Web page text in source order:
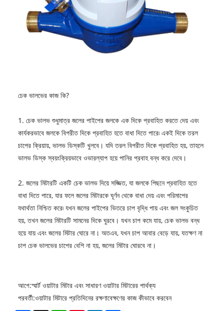
চেক ভালভের কাজ কি?
1. চেক ভালভ শুধুমাত্র জলের পাইপের জলকে এক দিকে প্রবাহিত করতে দেয় এবং
কার্যকরভাবে জলকে বিপরীত দিকে প্রবাহিত হতে বাধা দিতে পারে৷ একই দিকে তরল
চাপের ক্রিয়ায়, ভালভ ডিস্কটি খুলবে। যদি তরল বিপরীত দিকে প্রবাহিত হয়, তাহলে
ভালভ ডিস্ক স্বয়ংক্রিয়ভাবে ওভারল্যাপ হয়ে পানির প্রবাহ বন্ধ করে দেবে।
2. জলের মিটারটি একটি চেক ভালভ দিয়ে সজ্জিত, যা জলকে পিছনে প্রবাহিত হতে
বাধা দিতে পারে, যার ফলে জলের মিটারকে ঘূর্ণন থেকে বাধা দেয় এবং পরিমাপের
যথার্থতা নিশ্চিত করে৷ যখন জলের পাইপের ভিতরে চাপ বৃদ্ধি পায় এবং জল সংকুচিত
হয়, তখন জলের মিটারটি সামনের দিকে ঘুরবে। যখন চাপ কমে যায়, চেক ভালভ বন্ধ
হয়ে যায় এবং জলের মিটার ঘোরে না। অতএব, যখন চাপ আবার বেড়ে যায়, যতক্ষণ না
চাপ চেক ভালভের চাপের বেশি না হয়, জলের মিটার ঘোরবে না।
আগে:স্মার্ট ওয়াটার মিটার এবং সাধারণ ওয়াটার মিটারের পার্থক্য
পরবর্তী:ওয়াটার মিটারে প্রতিদিনের রক্ষণাবেক্ষণের কাজ কীভাবে করবেন